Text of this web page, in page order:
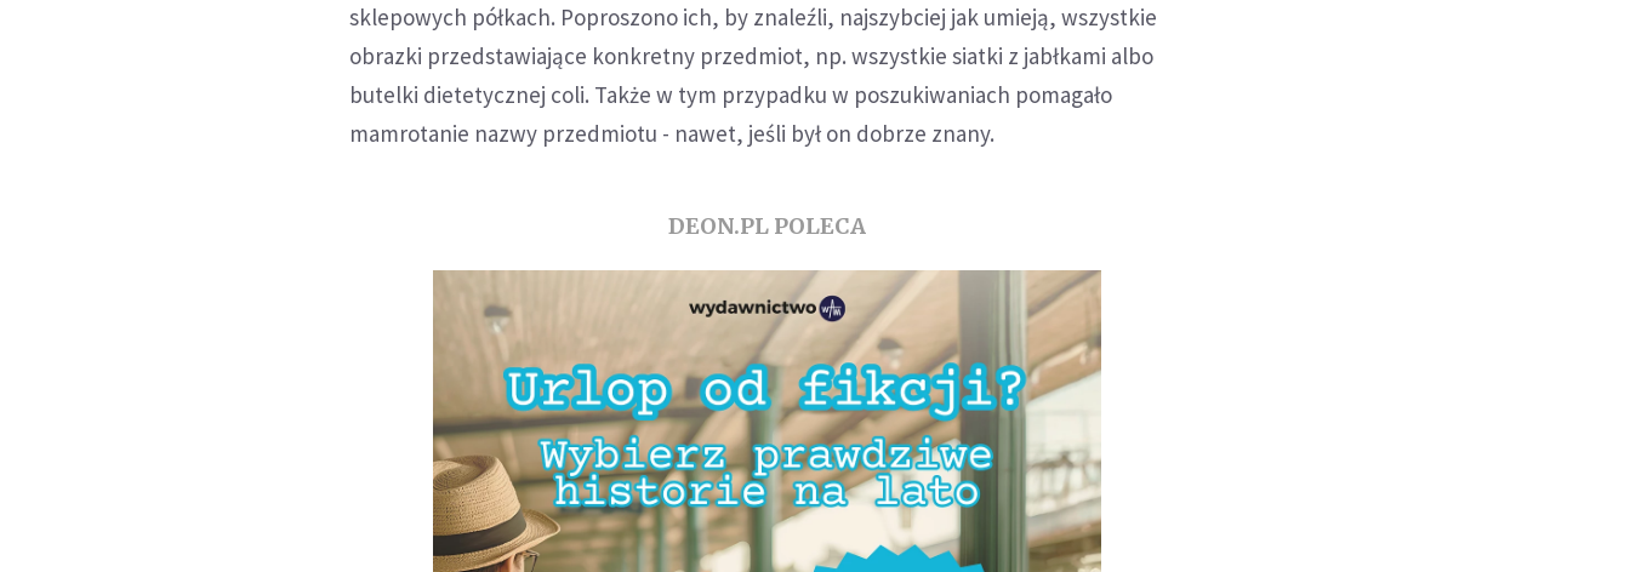
sklepowych półkach. Poproszono ich, by znaleźli, najszybciej jak umieją, wszystkie
obrazki przedstawiające konkretny przedmiot, np. wszystkie siatki z jabłkami albo
butelki dietetycznej coli. Także w tym przypadku w poszukiwaniach pomagało
mamrotanie nazwy przedmiotu - nawet, jeśli był on dobrze znany.
DEON.PL POLECA